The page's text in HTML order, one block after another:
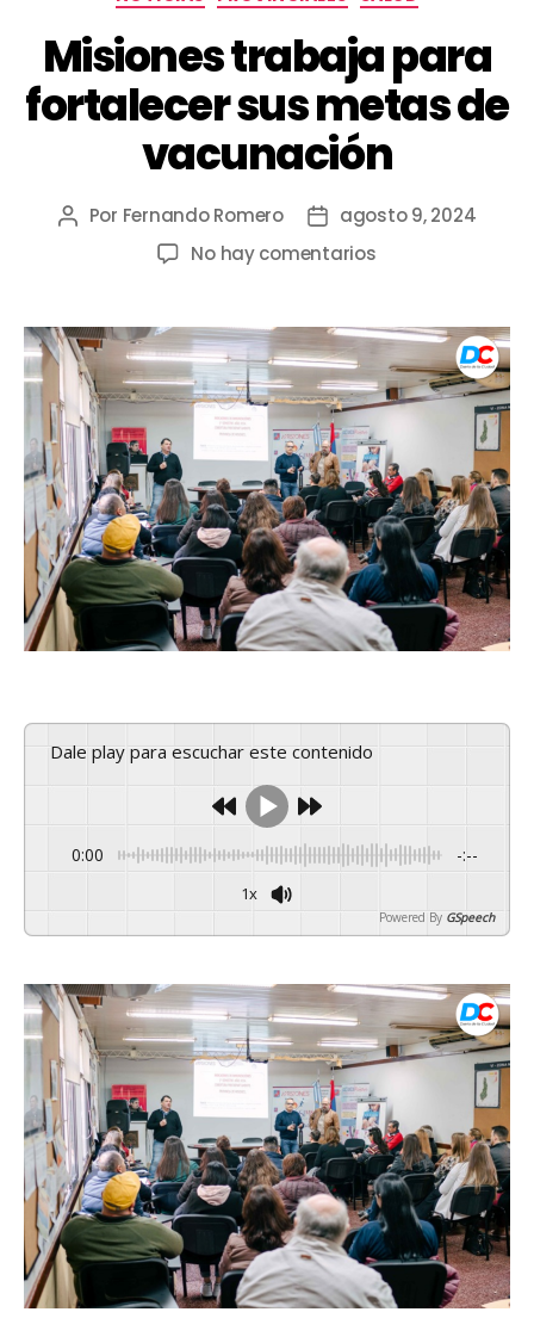
Misiones trabaja para
fortalecer sus metas de
vacunación
Por Fernando Romero
agosto 9, 2024
No hay comentarios
Dale play para escuchar este contenido
0:00 -:--
1x
Powered By GSpeech